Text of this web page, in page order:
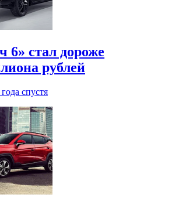
6» стал дороже
рублей
спустя